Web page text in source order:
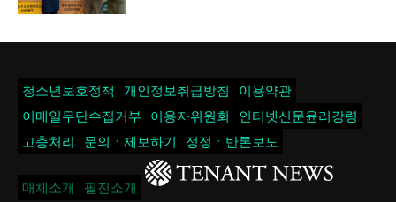
청소년보호정책 개인정보취급방침
이용약관
이메일무단수집거부
이용자위원회
인터넷신문윤리강령
고충처리
문의ㆍ제보하기 정정ㆍ반론보도
매체소개 필진소개